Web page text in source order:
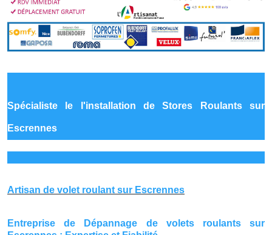
Spécialiste le l'installation de Stores Roulants sur
Escrennes
Artisan de volet roulant sur Escrennes
Entreprise de Dépannage de volets roulants sur